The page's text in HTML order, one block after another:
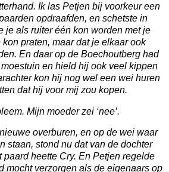
Ik las Petjen bij voorkeur een
opdraafden, en schetste in
je als ruiter één kon worden met je
praten, maar dat je elkaar ook
En daar op de Boechoutberg had
en hield hij ook veel kippen
kon hij nog wel een wei huren
dat hij voor mij zou kopen.
Mijn moeder zei ‘nee’.
overburen, en op de wei waar
staan, stond nu dat van de dochter
paard heette Cry. En Petjen regelde
mocht verzorgen als de eigenaars op